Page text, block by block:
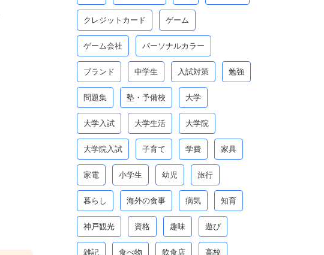
クレジットカード ゲーム
ゲーム会社 パーソナルカラー
ブランド 中学生 入試対策 勉強
問題集 塾・予備校 大学
大学入試 大学生活 大学院
大学院入試 子育て 学費 家具
家電 小学生 幼児 旅行
暮らし 海外の食事 病気 知育
神戸観光 資格 趣味 遊び
雑記 食べ物 飲食店 高校